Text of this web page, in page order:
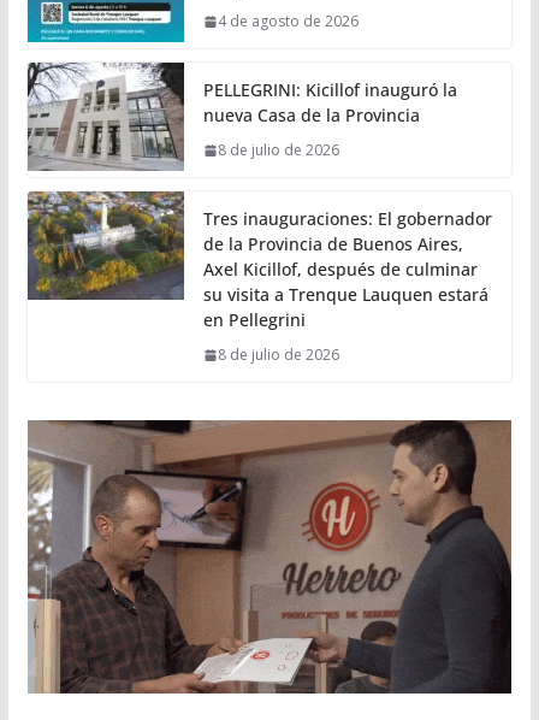
4 de agosto de 2026
PELLEGRINI: Kicillof inauguró la
nueva Casa de la Provincia
8 de julio de 2026
Tres inauguraciones: El gobernador
de la Provincia de Buenos Aires,
Axel Kicillof, después de culminar
su visita a Trenque Lauquen estará
en Pellegrini
8 de julio de 2026